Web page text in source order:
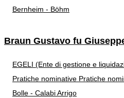
Bernheim - Böhm
Braun Gustavo fu
EGELI (Ente di gestione e
Pratiche nominative Pratiche
Bolle - Calabi Arrigo